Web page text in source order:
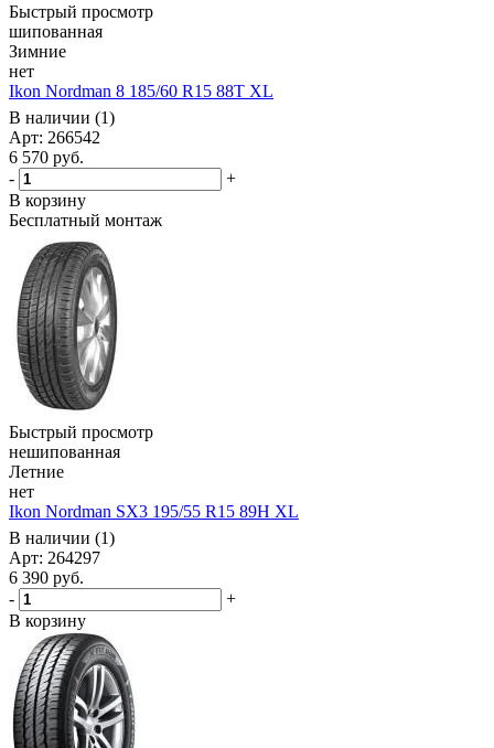
Быстрый просмотр
шипованная
Зимние
нет
Ikon Nordman 8 185/60 R15 88T XL
В наличии (1)
Арт: 266542
6 570 руб.
-
+
В корзину
Бесплатный монтаж
Быстрый просмотр
нешипованная
Летние
нет
Ikon Nordman SX3 195/55 R15 89H XL
В наличии (1)
Арт: 264297
6 390 руб.
-
+
В корзину